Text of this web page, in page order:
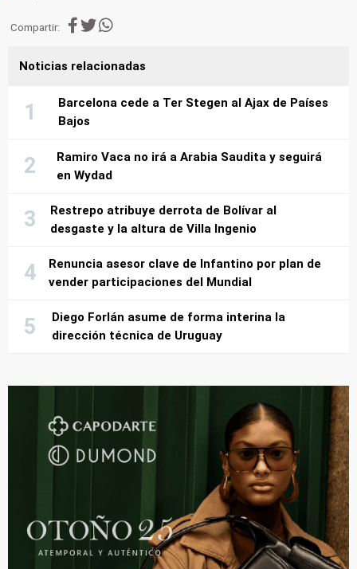
Compartir:
Noticias relacionadas
Barcelona cede a Ter Stegen al Ajax de Países
Bajos
Ramiro Vaca no irá a Arabia Saudita y seguirá
en Wydad
Restrepo atribuye derrota de Bolívar al
desgaste y la altura de Villa Ingenio
Renuncia asesor clave de Infantino por plan de
vender participaciones del Mundial
Diego Forlán asume de forma interina la
dirección técnica de Uruguay